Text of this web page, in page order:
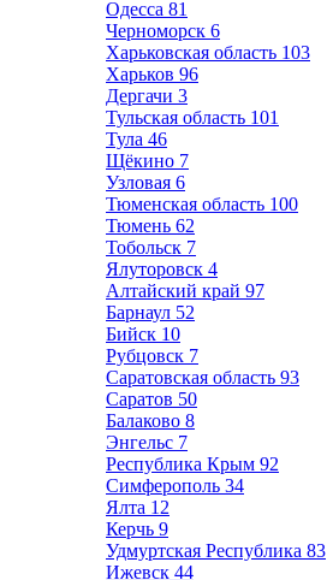
Одесса 81
Черноморск 6
Харьковская область 103
Харьков 96
Дергачи 3
Тульская область 101
Тула 46
Щёкино 7
Узловая 6
Тюменская область 100
Тюмень 62
Тобольск 7
Ялуторовск 4
Алтайский край 97
Барнаул 52
Бийск 10
Рубцовск 7
Саратовская область 93
Саратов 50
Балаково 8
Энгельс 7
Республика Крым 92
Симферополь 34
Ялта 12
Керчь 9
Удмуртская Республика 83
Ижевск 44